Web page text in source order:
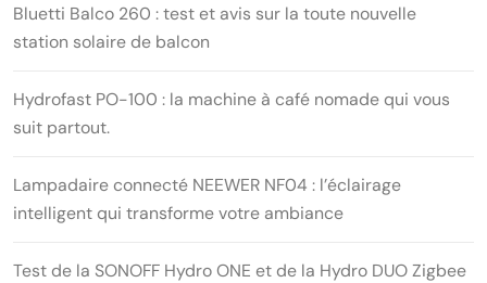
Bluetti Balco 260 : test et avis sur la toute nouvelle
station solaire de balcon
Hydrofast PO-100 : la machine à café nomade qui vous
suit partout.
Lampadaire connecté NEEWER NF04 : l’éclairage
intelligent qui transforme votre ambiance
Test de la SONOFF Hydro ONE et de la Hydro DUO Zigbee